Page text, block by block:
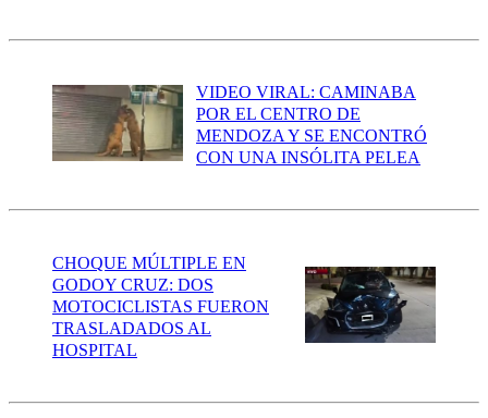
VIDEO VIRAL: CAMINABA
POR EL CENTRO DE
MENDOZA Y SE ENCONTRÓ
CON UNA INSÓLITA PELEA
CHOQUE MÚLTIPLE EN
GODOY CRUZ: DOS
MOTOCICLISTAS FUERON
TRASLADADOS AL
HOSPITAL